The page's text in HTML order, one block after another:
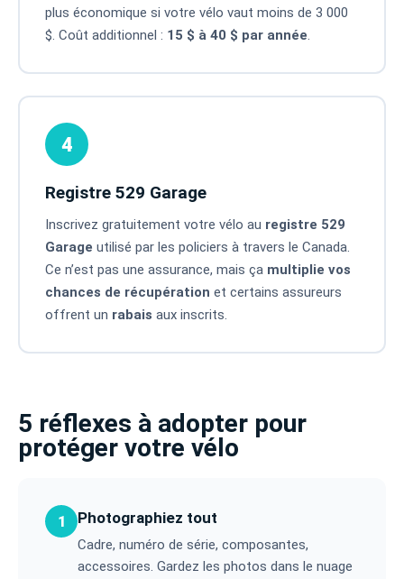
plus économique si votre vélo vaut moins de 3 000
$. Coût additionnel : 15 $ à 40 $ par année.
4
Registre 529 Garage
Inscrivez gratuitement votre vélo au registre 529
Garage utilisé par les policiers à travers le Canada.
Ce n’est pas une assurance, mais ça multiplie vos
chances de récupération et certains assureurs
offrent un rabais aux inscrits.
5 réflexes à adopter pour
protéger votre vélo
1 Photographiez tout
Cadre, numéro de série, composantes,
accessoires. Gardez les photos dans le nuage